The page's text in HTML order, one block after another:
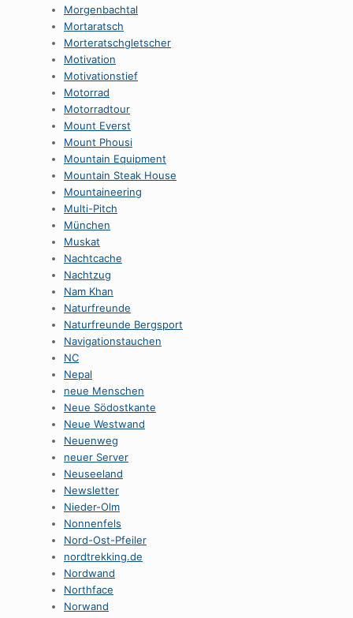
Morgenbachtal
Mortaratsch
Morteratschgletscher
Motivation
Motivationstief
Motorrad
Motorradtour
Mount Everst
Mount Phousi
Mountain Equipment
Mountain Steak House
Mountaineering
Multi-Pitch
München
Muskat
Nachtcache
Nachtzug
Nam Khan
Naturfreunde
Naturfreunde Bergsport
Navigationstauchen
NC
Nepal
neue Menschen
Neue Södostkante
Neue Westwand
Neuenweg
neuer Server
Neuseeland
Newsletter
Nieder-Olm
Nonnenfels
Nord-Ost-Pfeiler
nordtrekking.de
Nordwand
Northface
Norwand